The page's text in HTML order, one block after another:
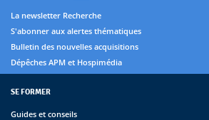
La newsletter Recherche
S'abonner aux alertes thématiques
Bulletin des nouvelles acquisitions
Dépêches APM et Hospimédia
SE FORMER
Guides et conseils